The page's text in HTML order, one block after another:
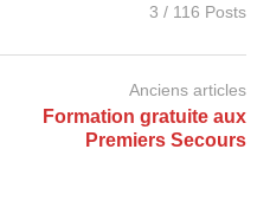
3 / 116 Posts
Anciens articles
Formation gratuite aux
Premiers Secours